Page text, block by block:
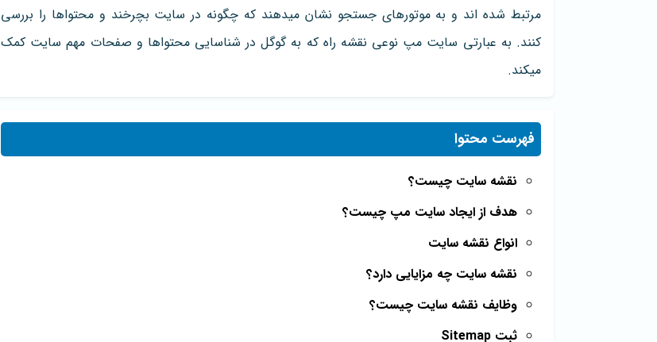
مرتبط شده اند و به موتورهای جستجو نشان میدهند که چگونه در سایت بچرخند و محتواها را بررسی
کنند. به عبارتی سایت مپ نوعی نقشه راه که به گوگل در شناسایی محتواها و صفحات مهم سایت کمک
میکند.
فهرست محتوا
نقشه سایت چیست؟
هدف از ایجاد سایت مپ چیست؟
انواع نقشه سایت
نقشه سایت چه مزایایی دارد؟
وظایف نقشه سایت چیست؟
ثبت Sitemap